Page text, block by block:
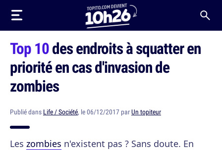
Top 10des endroits à squatter en
priorité en cas d'invasion de
zombies
Publié dans Life / Société, le 06/12/2017 parUn topiteur
Les zombies n'existent pas ? Sans doute. En